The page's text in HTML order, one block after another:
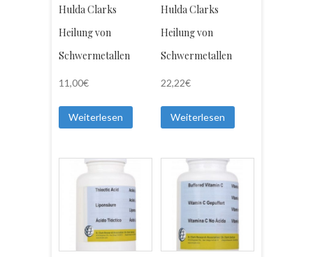
Hulda Clarks
Heilung von
Schwermetallen
11,00€
Weiterlesen
Hulda Clarks
Heilung von
Schwermetallen
22,22€
Weiterlesen